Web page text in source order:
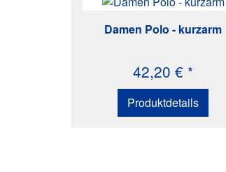
Damen Polo - kurzarm
42,20 € *
Produktdetails